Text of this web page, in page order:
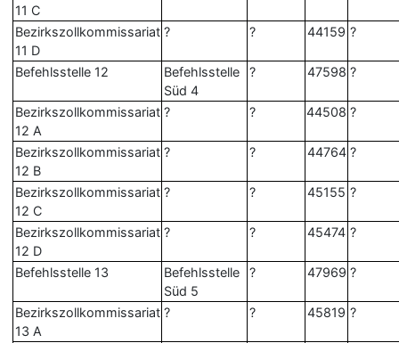
11 C
Bezirkszollkommissariat
11 D
? ? 44159 ?
Befehlsstelle 12
Befehlsstelle
Süd 4
? 47598 ?
Bezirkszollkommissariat
12 A
? ? 44508 ?
Bezirkszollkommissariat
12 B
? ? 44764 ?
Bezirkszollkommissariat
12 C
? ? 45155 ?
Bezirkszollkommissariat
12 D
? ? 45474 ?
Befehlsstelle 13
Befehlsstelle
Süd 5
? 47969 ?
Bezirkszollkommissariat
13 A
? ? 45819 ?